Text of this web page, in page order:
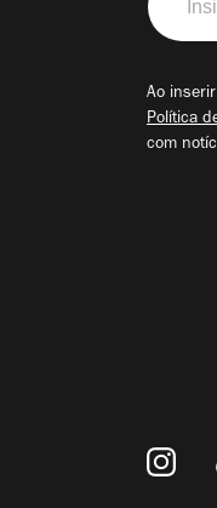
o
seu
Ao
Política
com